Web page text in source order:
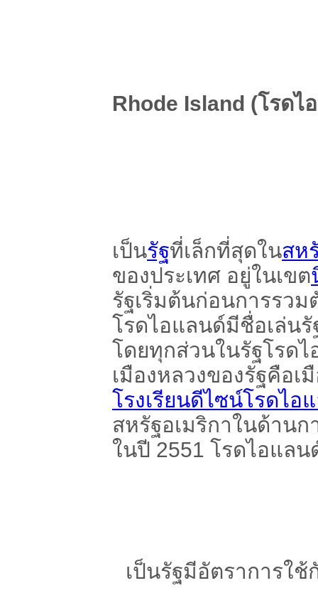
Rhode Island (โรดไ
เป็นรัฐที่เล็กที่สุดในสห
ของประเทศ อยู่ในเขต
รัฐเริ่มต้นก่อนการรว
โรดไอแลนด์มีชื่อเล่นรั
โดยทุกส่วนในรัฐโรด
เมืองหลวงของรัฐคือเ
โรงเรียนดีไซน์โรดไอ
สหรัฐอเมริกาในด้าน
ในปี 2551 โรดไอแล
เป็นรัฐมีอัตราการใ